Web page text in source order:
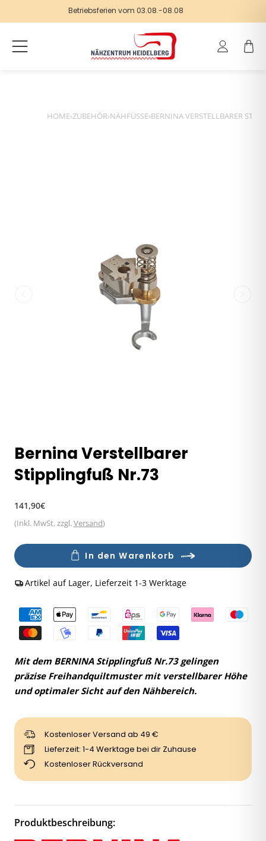
Betriebsferien vom 03.08.-08.08
Einloggen
HOME›ZUBEHÖR›NÄHFÜSSE›BERNINA VERSTELLBARER
Bernina Verstellbarer
Stipplingfuß Nr.73
Normaler
Preis
141,90€
(Inkl. MwSt. zzgl.Versand)
Anzahl In den Warenkorb
Artikel auf Lager, Lieferzeit 1-3 Werktage
Mit dem BERNINA Stipplingfuß Nr.73 gelingen
präzise Freihandquiltmuster mit verstellbarer Höhe
und optimaler Sicht auf den Nähbereich.
Kostenloser Versand ab 49 €
Lieferzeit: 1-4 Werktage bei dir Zuhause
Kostenloser Rückversand
Produktbeschreibung: